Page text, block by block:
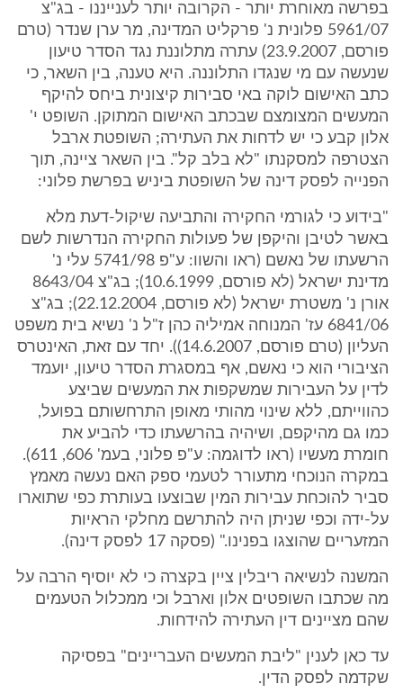
בפרשה מאוחרת יותר - הקרובה יותר לענייננו - בג"צ
5961/07 פלונית נ' פרקליט המדינה, מר ערן שנדר (טרם
פורסם, 23.9.2007) עתרה מתלוננת נגד הסדר טיעון
שנעשה עם מי שנגדו התלוננה. היא טענה, בין השאר, כי
כתב האישום לוקה באי סבירות קיצונית ביחס להיקף
המעשים המצומצם שבכתב האישום המתוקן. השופט י'
אלון קבע כי יש לדחות את העתירה; השופטת ארבל
הצטרפה למסקנתו "לא בלב קל". בין השאר ציינה, תוך
הפנייה לפסק דינה של השופטת ביניש בפרשת פלוני:
"בידוע כי לגורמי החקירה והתביעה שיקול-דעת מלא
באשר לטיבן והיקפן של פעולות החקירה הנדרשות לשם
הרשעתו של נאשם (ראו והשוו: ע"פ 5741/98 עלי נ'
מדינת ישראל (לא פורסם, 10.6.1999); בג"צ 8643/04
אורן נ' משטרת ישראל (לא פורסם, 22.12.2004); בג"צ
6841/06 עז' המנוחה אמיליה כהן ז"ל נ' נשיא בית משפט
העליון (טרם פורסם, 14.6.2007)). יחד עם זאת, האינטרס
הציבורי הוא כי נאשם, אף במסגרת הסדר טיעון, יועמד
לדין על העבירות שמשקפות את המעשים שביצע
כהווייתם, ללא שינוי מהותי מאופן התרחשותם בפועל,
כמו גם מהיקפם, ושיהיה בהרשעתו כדי להביע את
חומרת מעשיו (ראו לדוגמה: ע"פ פלוני, בעמ' 606, 611).
במקרה הנוכחי מתעורר לטעמי ספק האם נעשה מאמץ
סביר להוכחת עבירות המין שבוצעו בעותרת כפי שתוארו
על-ידה וכפי שניתן היה להתרשם מחלקי הראיות
המזעריים שהוצגו בפנינו." (פסקה 17 לפסק דינה).
המשנה לנשיאה ריבלין ציין בקצרה כי לא יוסיף הרבה על
מה שכתבו השופטים אלון וארבל וכי ממכלול הטעמים
שהם מציינים דין העתירה להידחות.
עד כאן לענין "ליבת המעשים העבריינים" בפסיקה
שקדמה לפסק הדין.